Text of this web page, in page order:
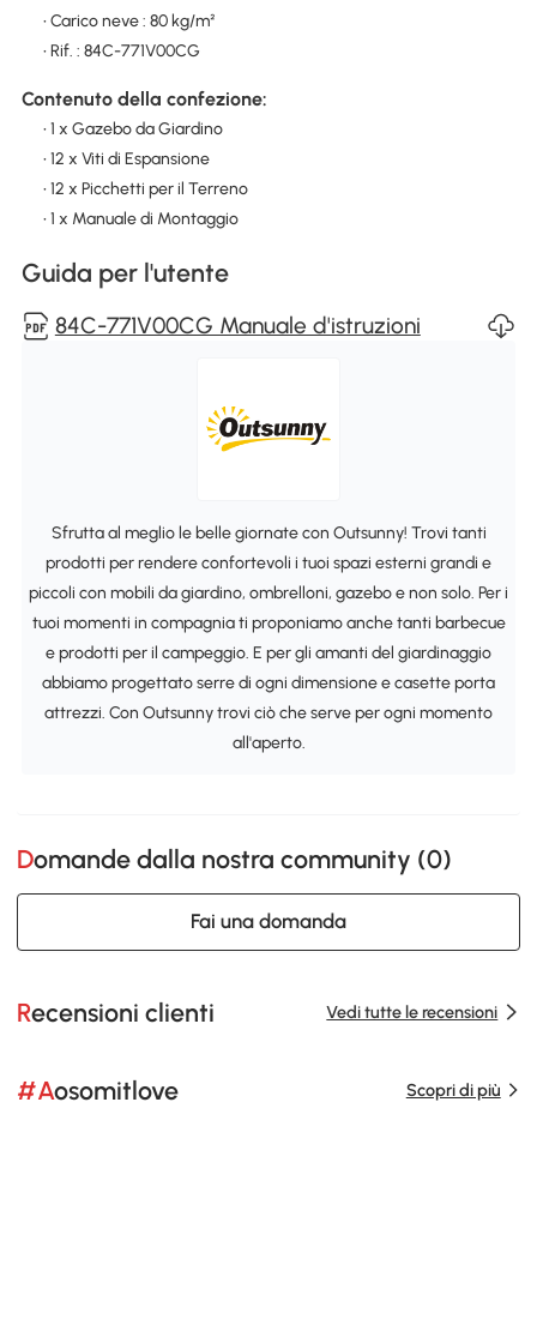
• Carico neve : 80 kg/m²
• Rif. : 84C-771V00CG
Contenuto della confezione:
• 1 x Gazebo da Giardino
• 12 x Viti di Espansione
• 12 x Picchetti per il Terreno
• 1 x Manuale di Montaggio
Guida per l'utente
84C-771V00CG Manuale d'istruzioni
Sfrutta al meglio le belle giornate con Outsunny! Trovi tanti
prodotti per rendere confortevoli i tuoi spazi esterni grandi e
piccoli con mobili da giardino, ombrelloni, gazebo e non solo. Per i
tuoi momenti in compagnia ti proponiamo anche tanti barbecue
e prodotti per il campeggio. E per gli amanti del giardinaggio
abbiamo progettato serre di ogni dimensione e casette porta
attrezzi. Con Outsunny trovi ciò che serve per ogni momento
all'aperto.
Domande dalla nostra community (0)
Fai una domanda
Recensioni clienti Vedi tutte le recensioni
#Aosomitlove Scopri di più